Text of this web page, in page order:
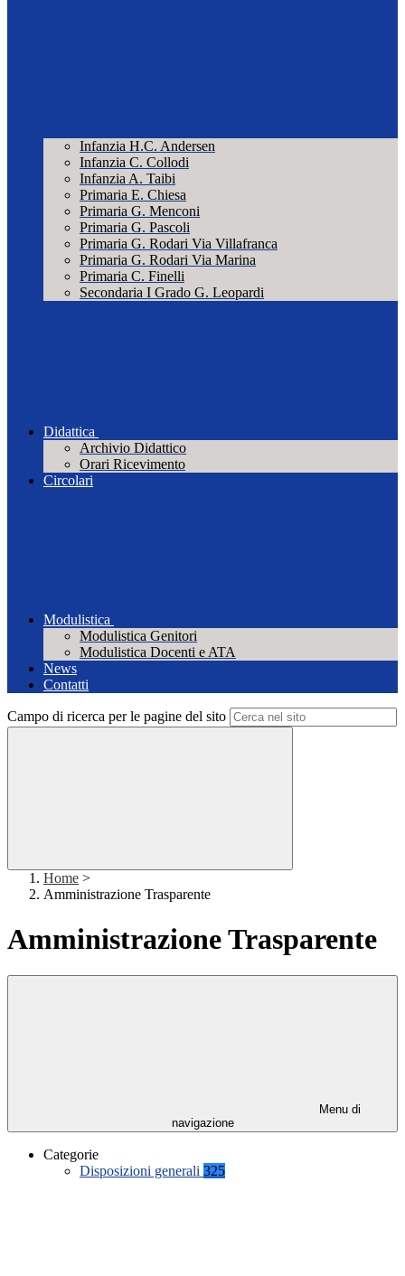
Infanzia H.C. Andersen
Infanzia C. Collodi
Infanzia A. Taibi
Primaria E. Chiesa
Primaria G. Menconi
Primaria G. Pascoli
Primaria G. Rodari Via Villafranca
Primaria G. Rodari Via Marina
Primaria C. Finelli
Secondaria I Grado G. Leopardi
Didattica
Archivio Didattico
Orari Ricevimento
Circolari
Modulistica
Modulistica Genitori
Modulistica Docenti e ATA
News
Contatti
Campo di ricerca per le pagine del sito
Home >
Amministrazione Trasparente
Amministrazione Trasparente
Menu di
navigazione
Categorie
Disposizioni generali 325